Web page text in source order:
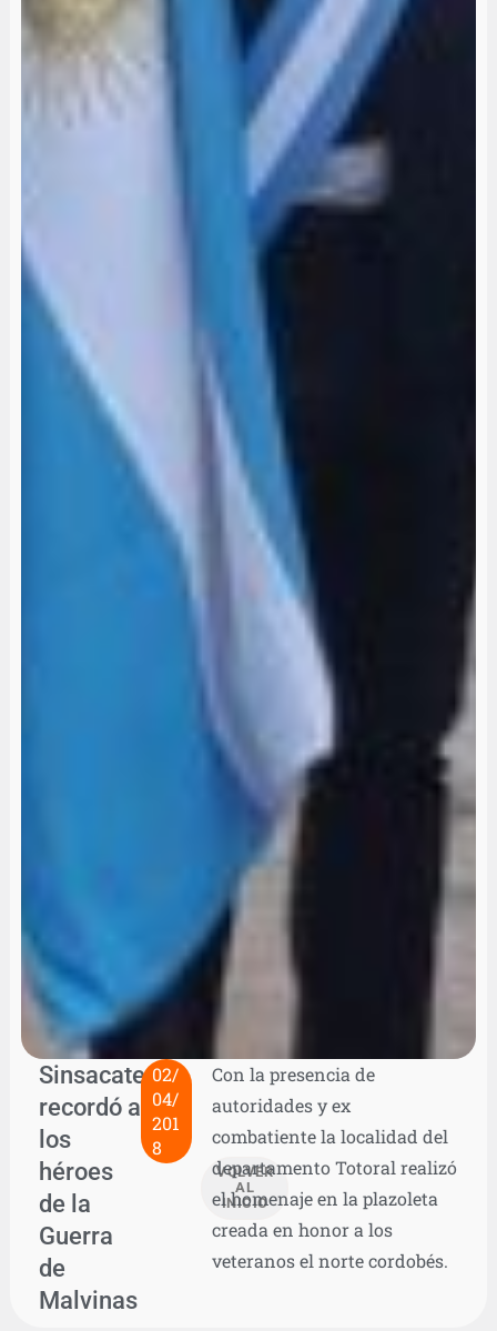
Sinsacate
recordó a
los
héroes
de la
Guerra
de
Malvinas
02/
04/
201
8
VOLVER
AL
INICIO
Con la presencia de
autoridades y ex
combatiente la localidad del
departamento Totoral realizó
el homenaje en la plazoleta
creada en honor a los
veteranos el norte cordobés.